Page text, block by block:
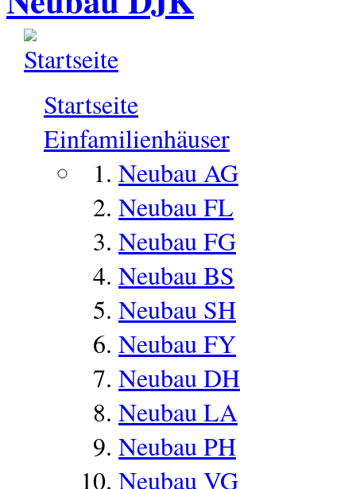
Startseite
Einfamilienhäuser
Neubau AG
Neubau FL
Neubau FG
Neubau BS
Neubau SH
Neubau FY
Neubau DH
Neubau LA
Neubau PH
Neubau VG